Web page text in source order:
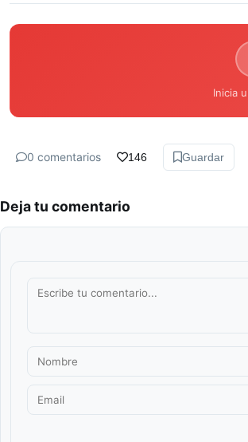
Inicia
0 comentarios 146 Guardar
Deja tu comentario